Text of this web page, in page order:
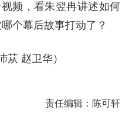
频，看朱翌冉讲述如何
个幕后故事打动了？
苁 赵卫华）
责任编辑：陈可轩